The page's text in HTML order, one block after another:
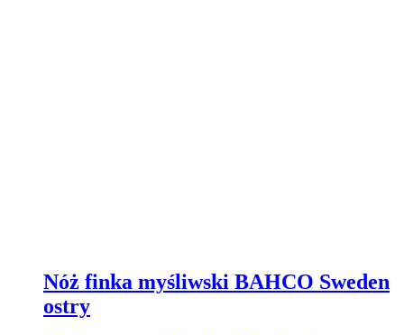
Nóż finka myśliwski BAHCO Sweden
ostry